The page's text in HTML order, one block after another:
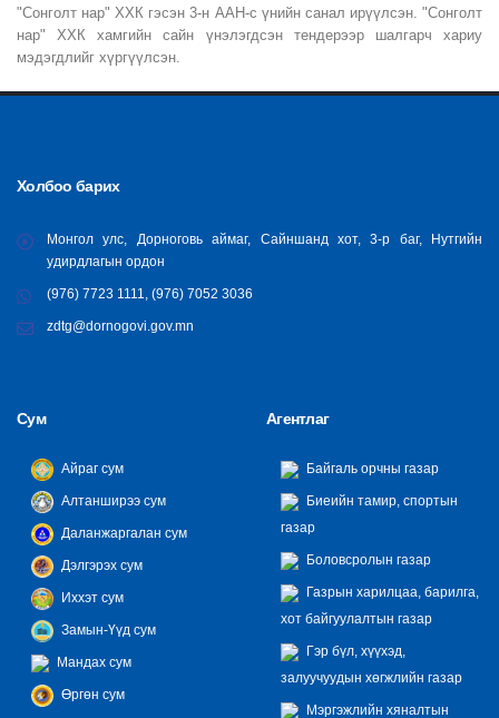
"Сонголт нар" ХХК гэсэн 3-н ААН-с үнийн санал ирүүлсэн. "Сонголт
нар" ХХК хамгийн сайн үнэлэгдсэн тендерээр шалгарч хариу
мэдэгдлийг хүргүүлсэн.
Холбоо барих
Монгол улс, Дорноговь аймаг, Сайншанд хот, 3-р баг, Нутгийн
удирдлагын ордон
(976) 7723 1111, (976) 7052 3036
zdtg@dornogovi.gov.mn
Сум
Айраг сум
Алтанширээ сум
Даланжаргалан сум
Дэлгэрэх сум
Иххэт сум
Замын-Үүд сум
Мандах сум
Өргөн сум
Агентлаг
Байгаль орчны газар
Биеийн тамир, спортын
газар
Боловсролын газар
Газрын харилцаа, барилга,
хот байгуулалтын газар
Гэр бүл, хүүхэд,
залуучуудын хөгжлийн газар
Мэргэжлийн хяналтын